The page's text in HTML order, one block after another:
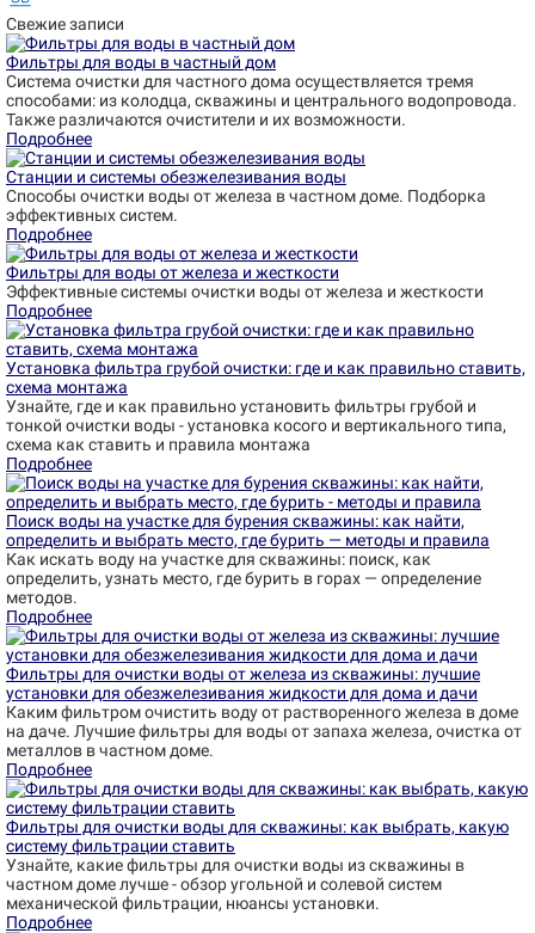
Свежие записи
Фильтры для воды в частный дом
Система очистки для частного дома осуществляется тремя
способами: из колодца, скважины и центрального водопровода.
Также различаются очистители и их возможности.
Подробнее
Станции и системы обезжелезивания воды
Способы очистки воды от железа в частном доме. Подборка
эффективных систем.
Подробнее
Фильтры для воды от железа и жесткости
Эффективные системы очистки воды от железа и жесткости
Подробнее
Установка фильтра грубой очистки: где и как правильно ставить,
схема монтажа
Узнайте, где и как правильно установить фильтры грубой и
тонкой очистки воды - установка косого и вертикального типа,
схема как ставить и правила монтажа
Подробнее
Поиск воды на участке для бурения скважины: как найти,
определить и выбрать место, где бурить — методы и правила
Как искать воду на участке для скважины: поиск, как
определить, узнать место, где бурить в горах — определение
методов.
Подробнее
Фильтры для очистки воды от железа из скважины: лучшие
установки для обезжелезивания жидкости для дома и дачи
Каким фильтром очистить воду от растворенного железа в доме
на даче. Лучшие фильтры для воды от запаха железа, очистка от
металлов в частном доме.
Подробнее
Фильтры для очистки воды для скважины: как выбрать, какую
систему фильтрации ставить
Узнайте, какие фильтры для очистки воды из скважины в
частном доме лучше - обзор угольной и солевой систем
механической фильтрации, нюансы установки.
Подробнее